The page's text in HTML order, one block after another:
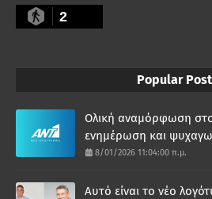
2
Popular
Ολική αναμόρφωση
ενημέρωση και
8/01/2026 11:04:00 π.μ.
Αυτό είναι το νέο